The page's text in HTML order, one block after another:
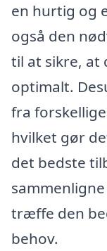
en hurtig og
også den
til at sikre,
optimalt.
fra
hvilket gør
det bedste
træffe den
behov.